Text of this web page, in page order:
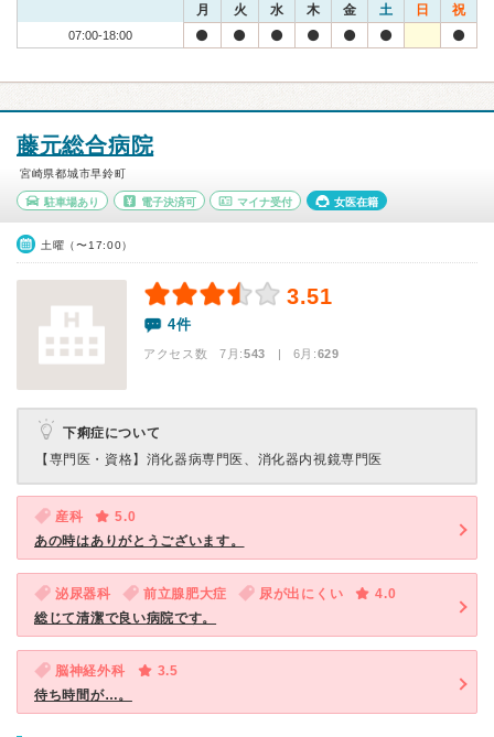
月 火 水 木 金 土 日 祝
07:00-18:00
藤元総合病院
宮崎県都城市早鈴町
駐車場あり 電子決済可 マイナ受付 女医在籍
土曜（〜17:00）
3.51
4件
アクセス数 7月:543 | 6月:629
下痢症について
【専門医・資格】 消化器病専門医、消化器内視鏡専門医
産科
5.0
あの時はありがとうございます。
泌尿器科 前立腺肥大症 尿が出にくい
4.0
総じて清潔で良い病院です。
脳神経外科
3.5
待ち時間が…。